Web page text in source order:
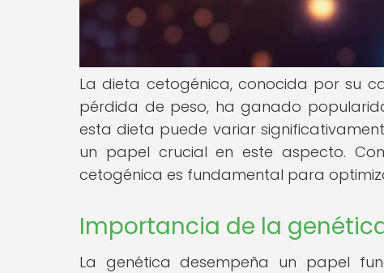
La dieta cetogénica, conocida por su
pérdida de peso, ha ganado
esta dieta puede variar
un papel crucial en este aspecto.
cetogénica es fundamental para
Importancia de la
La genética desempeña un papel